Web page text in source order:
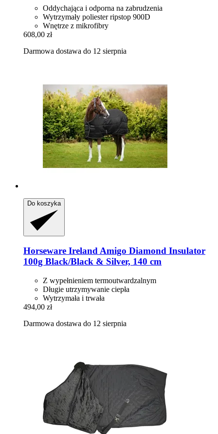
Oddychająca i odporna na zabrudzenia
Wytrzymały poliester ripstop 900D
Wnętrze z mikrofibry
608,00 zł
Darmowa dostawa do 12 sierpnia
Do koszyka
Horseware Ireland Amigo Diamond Insulator
100g Black/Black & Silver, 140 cm
Z wypełnieniem termoutwardzalnym
Długie utrzymywanie ciepła
Wytrzymała i trwała
494,00 zł
Darmowa dostawa do 12 sierpnia